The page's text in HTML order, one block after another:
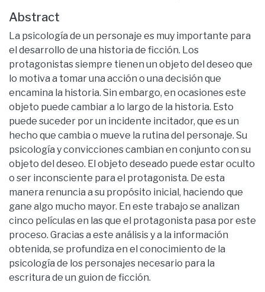
Abstract
La psicología de un personaje es muy importante para
el desarrollo de una historia de ficción. Los
protagonistas siempre tienen un objeto del deseo que
lo motiva a tomar una acción o una decisión que
encamina la historia. Sin embargo, en ocasiones este
objeto puede cambiar a lo largo de la historia. Esto
puede suceder por un incidente incitador, que es un
hecho que cambia o mueve la rutina del personaje. Su
psicología y convicciones cambian en conjunto con su
objeto del deseo. El objeto deseado puede estar oculto
o ser inconsciente para el protagonista. De esta
manera renuncia a su propósito inicial, haciendo que
gane algo mucho mayor. En este trabajo se analizan
cinco películas en las que el protagonista pasa por este
proceso. Gracias a este análisis y a la información
obtenida, se profundiza en el conocimiento de la
psicología de los personajes necesario para la
escritura de un guion de ficción.